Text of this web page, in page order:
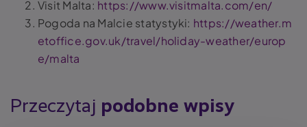
Visit Malta: https://www.visitmalta.com/en/
Pogoda na Malcie statystyki: https://weather.m
etoffice.gov.uk/travel/holiday-weather/europ
e/malta
Przeczytaj podobne wpisy